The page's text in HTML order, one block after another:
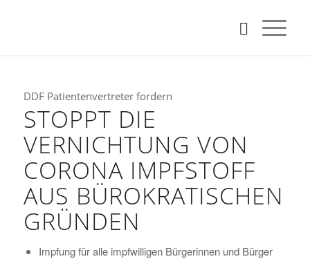
DDF Patientenvertreter fordern
STOPPT DIE
VERNICHTUNG VON
CORONA IMPFSTOFF
AUS BÜROKRATISCHEN
GRÜNDEN
Impfung für alle impfwilligen Bürgerinnen und Bürger